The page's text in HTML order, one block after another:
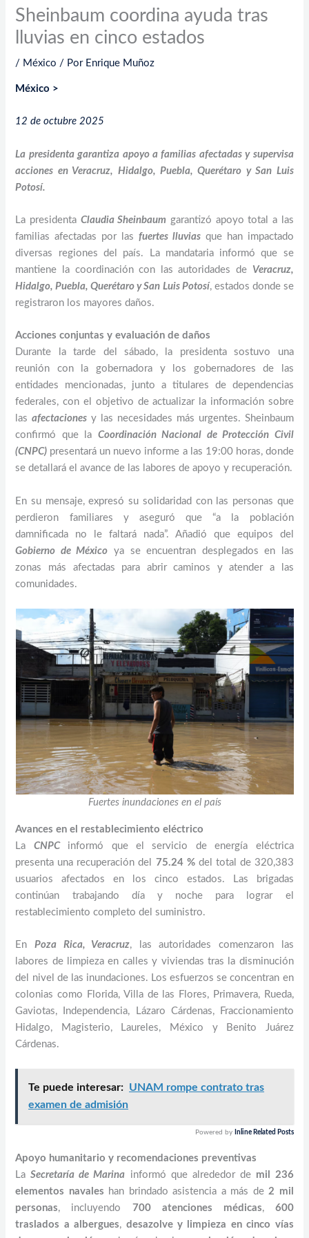
Sheinbaum coordina ayuda tras
lluvias en cinco estados
/ México / Por Enrique Muñoz
México >
12 de octubre 2025
La presidenta garantiza apoyo a familias afectadas y supervisa
acciones en Veracruz, Hidalgo, Puebla, Querétaro y San Luis
Potosí.
La presidenta Claudia Sheinbaum garantizó apoyo total a las
familias afectadas por las fuertes lluviasque han impactado
diversas regiones del país. La mandataria informó que se
mantiene la coordinación con las autoridades de Veracruz,
Hidalgo, Puebla, Querétaro y San Luis Potosí, estados donde se
registraron los mayores daños.
Acciones conjuntas y evaluación de daños
Durante la tarde del sábado, la presidenta sostuvo una
reunión con la gobernadora y los gobernadores de las
entidades mencionadas, junto a titulares de dependencias
federales, con el objetivo de actualizar la información sobre
lasafectaciones y las necesidades más urgentes. Sheinbaum
confirmó que la Coordinación Nacional de Protección Civil
(CNPC) presentará un nuevo informe a las 19:00 horas, donde
se detallará el avance de las labores de apoyo y recuperación.
En su mensaje, expresó su solidaridad con las personas que
perdieron familiares y aseguró que “a la población
damnificada no le faltará nada”. Añadió que equipos del
Gobierno de México ya se encuentran desplegados en las
zonas más afectadas para abrir caminos y atender a las
comunidades.
Fuertes inundaciones en el país
Avances en el restablecimiento eléctrico
La CNPCinformó que el servicio de energía eléctrica
presenta una recuperación del 75.24 %del total de 320,383
usuarios afectados en los cinco estados. Las brigadas
continúan trabajando día y noche para lograr el
restablecimiento completo del suministro.
EnPoza Rica, Veracruz, las autoridades comenzaron las
labores de limpieza en calles y viviendas tras la disminución
del nivel de las inundaciones. Los esfuerzos se concentran en
colonias como Florida, Villa de las Flores, Primavera, Rueda,
Gaviotas, Independencia, Lázaro Cárdenas, Fraccionamiento
Hidalgo, Magisterio, Laureles, México y Benito Juárez
Cárdenas.
Te puede interesar: UNAM rompe contrato tras
examen de admisión
Powered by Inline Related Posts
Apoyo humanitario y recomendaciones preventivas
LaSecretaría de Marina informó que alrededor de mil 236
elementos navales han brindado asistencia a más de2 mil
personas, incluyendo 700 atenciones médicas, 600
traslados a albergues, desazolve y limpieza en cinco vías